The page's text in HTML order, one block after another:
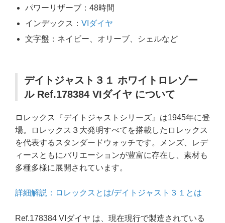
パワーリザーブ：48時間
インデックス： VIダイヤ
文字盤：ネイビー、オリーブ、シェルなど
デイトジャスト３１ ホワイトロレゾー
ル Ref.178384 VIダイヤ について
ロレックス『デイトジャストシリーズ』は1945年に登
場。ロレックス３大発明すべてを搭載したロレックス
を代表するスタンダードウォッチです。メンズ、レデ
ィースともにバリエーションが豊富に存在し、素材も
多種多様に展開されています。
詳細解説：ロレックスとは/デイトジャスト３１とは
Ref.178384 VIダイヤ は、現在現行で製造されている